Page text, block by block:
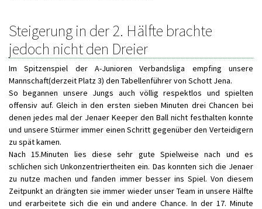
Steigerung in der 2. Hälfte brachte
jedoch nicht den Dreier
Im Spitzenspiel der A-Junioren Verbandsliga empfing unsere
Mannschaft(derzeit Platz 3) den Tabellenführer von Schott Jena.
So begannen unsere Jungs auch völlig respektlos und spielten
offensiv auf. Gleich in den ersten sieben Minuten drei Chancen bei
denen jedes mal der Jenaer Keeper den Ball nicht festhalten konnte
und unsere Stürmer immer einen Schritt gegenüber den Verteidigern
zu spät kamen.
Nach 15.Minuten lies diese sehr gute Spielweise nach und es
schlichen sich Unkonzentriertheiten ein. Das konnten sich die Jenaer
zu nutze machen und fanden immer besser ins Spiel. Von diesem
Zeitpunkt an drängten sie immer wieder unser Team in unsere Hälfte
und erarbeitete sich die ein und andere Chance. In der 17. Minute